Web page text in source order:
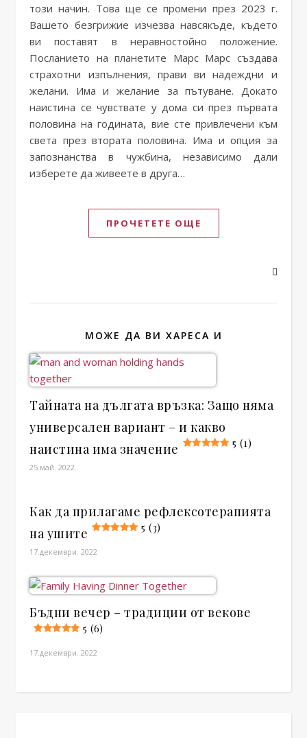
този начин. Това ще се промени през 2023 г.
Вашето безгрижие изчезва навсякъде, където
ви поставят в неравностойно положение.
Посланието на планетите Марс Марс създава
страхотни изпълнения, прави ви надеждни и
желани. Има и желание за пътуване. Докато
наистина се чувствате у дома си през първата
половина на годината, вие сте привлечени към
света през втората половина. Има и опция за
запознанства в чужбина, независимо дали
изберете да живеете в друга…
ПРОЧЕТЕТЕ ОЩЕ
МОЖЕ ДА ВИ ХАРЕСА И
Тайната на дългата връзка: Защо няма
универсален вариант – и какво
наистина има значение
5 (1)
25.май. 2022
Как да прилагаме рефлексотерапията
на ушите
5 (3)
17.декември. 2022
Бъдни вечер – традиции от векове
5 (6)
17.декември. 2022